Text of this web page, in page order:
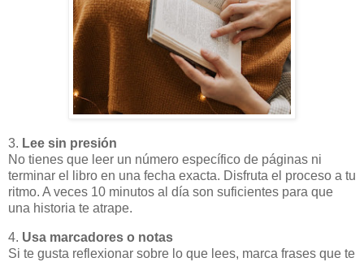
3. Lee sin presión
No tienes que leer un número específico de páginas ni
terminar el libro en una fecha exacta. Disfruta el proceso a tu
ritmo. A veces 10 minutos al día son suficientes para que
una historia te atrape.
4. Usa marcadores o notas
Si te gusta reflexionar sobre lo que lees, marca frases que te